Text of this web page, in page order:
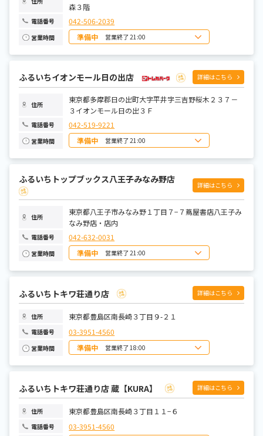
森３階
電話番号 042-506-2039
営業時間 準備中 営業終了 21:00
日曜日 10:00~21:00
月曜日
水曜日 10:00~21:00
木曜日 10:00~21:00
金曜日
土曜日 10:00~21:00
ふるいちイオンモール日の出店 詳細はこちら
住所
東京都多摩郡日の出町大字平井字三吉野桜木２３７－
３イオンモール日の出３Ｆ
電話番号 042-519-9221
営業時間 準備中 営業終了 21:00
日曜日 10:00~21:00
月曜日
水曜日 10:00~21:00
土曜日 10:00~21:00
ふるいちトップブックス八王子みなみ野店
詳細はこちら
住所
東京都八王子市みなみ野１丁目７−７蔦屋書店八王子み
なみ野店・店内
電話番号 042-632-0031
営業時間 準備中 営業終了 21:00
日曜日 9:00～21:00
水曜日
木曜日
土曜日 9:00～21:00
ふるいちトキワ荘通り店 詳細はこちら
住所 東京都豊島区南長崎３丁目９-２１
電話番号 03-3951-4560
営業時間 準備中 営業終了 18:00
日曜日 10:00~18:00
水曜日 10:00~18:00
木曜日 10:00~18:00
土曜日 10:00~18:00
ふるいちトキワ荘通り店 蔵【KURA】 詳細はこちら
住所 東京都豊島区南長崎３丁目１１−６
電話番号 03-3951-4560